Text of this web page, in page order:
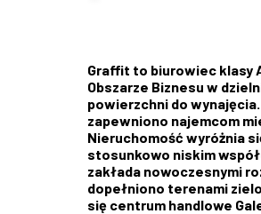
Graffit to biurowiec klasy
Obszarze Biznesu w
powierzchni do
zapewniono najemcom
Nieruchomość wyróżnia
stosunkowo niskim
zakłada nowoczesnymi
dopełniono terenami
się centrum handlowe